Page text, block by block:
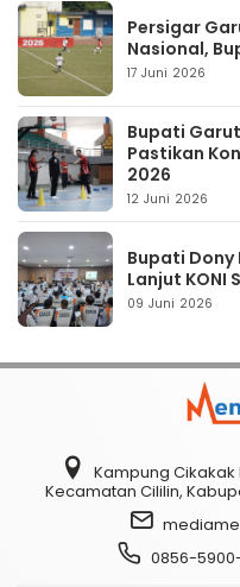
Persigar
Nasional,
17 Juni 2026
Bupati
Pastikan
2026
12 Juni 2026
Bupati
Lanjut KONI
09 Juni 2026
Kampung Cikakak
Kecamatan Cililin,
0856-